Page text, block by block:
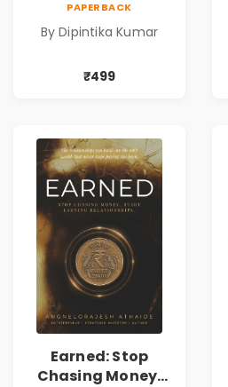
Universes,
Mystery,
PAPERBACK
By Dipintika Kumar
₹499
Earned: Stop
Chasing Money,